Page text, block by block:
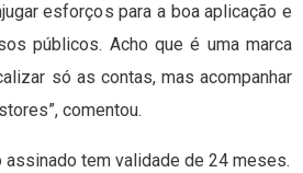
esforços para a boa aplicação e
públicos. Acho que é uma marca
só as contas, mas acompanhar
comentou.
assinado tem validade de 24 meses.